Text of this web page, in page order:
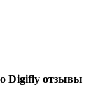
Digifly отзывы